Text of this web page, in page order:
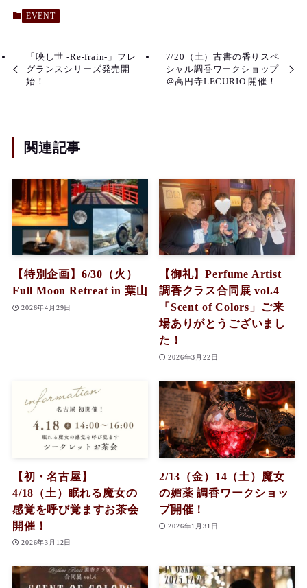
EVENT
「映し世 -Re-frain-」フレ
グランスシリーズ発売開
始！
7/20（土）古書の香りスペ
シャル調香ワークショップ
＠高円寺LECURIO 開催！
関連記事
【特別企画】6/30（火）
Full Moon Retreat in 葉山
2026年4月29日
【御礼】Perfume Artist
調香クラス合同展 vol.4
「Scent of Colors」ご来
場ありがとうございまし
た！
2026年3月22日
【初・名古屋】
4/18（土）眠れる魔女の
感覚を呼び覚ますお茶会
開催！
2026年3月12日
2/13（金）14（土）魔女
の媚薬 調香ワークショッ
プ開催！
2026年1月31日